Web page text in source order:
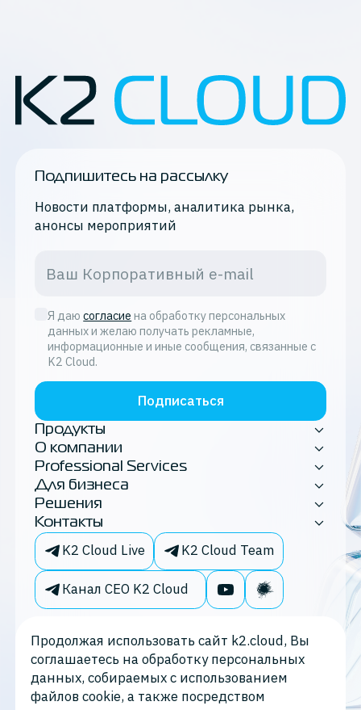
Подпишитесь на рассылку
Новости платформы, аналитика рынка,
анонсы мероприятий
Я даю согласие на обработку персональных
данных и желаю получать рекламные,
информационные и иные сообщения, связанные с
K2 Cloud.
Подписаться
Продукты
О компании
Professional Services
Для бизнеса
Решения
Контакты
K2 Cloud Live K2 Cloud Team
Канал CEO K2 Cloud
Продолжая использовать сайт k2.cloud, Вы
соглашаетесь на обработку персональных
данных, собираемых с использованием
файлов cookie, а также посредством